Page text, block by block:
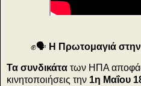
✊🗣 Η Πρωτομαγιά
Τα συνδικάτα των ΗΠΑ
κινητοποιήσεις την 1η Μαΐου